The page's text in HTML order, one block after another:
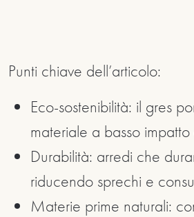
Punti chiave dell’articolo:
Eco-sostenibilità: il gres
materiale a basso
Durabilità: arredi che
riducendo sprechi e
Materie prime naturali: